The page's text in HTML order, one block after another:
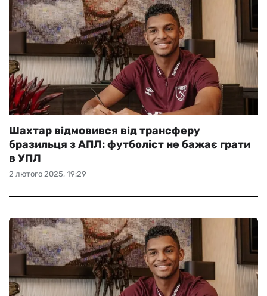
2 лютого 2025, 19:29
Шахтар відмовився від трансферу
бразильця з АПЛ: футболіст не бажає грати
в УПЛ